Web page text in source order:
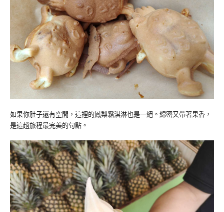
如果你肚子還有空間，這裡的鳳梨霜淇淋也是一絕。綿密又帶著果香，
是這趟旅程最完美的句點。